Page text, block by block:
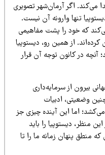
اگر آرمان‌شهر تصویری
تنها وارونه آن نیست.
که خود را پشت مفاهیمی
از همین رو، دیستوپیا
کانون توجه آن قرار
از سرمایه‌داری
ادبیات
اما این آینده چیزی جز
دیستوپیا را باید
پنهان زمانه ما را تا